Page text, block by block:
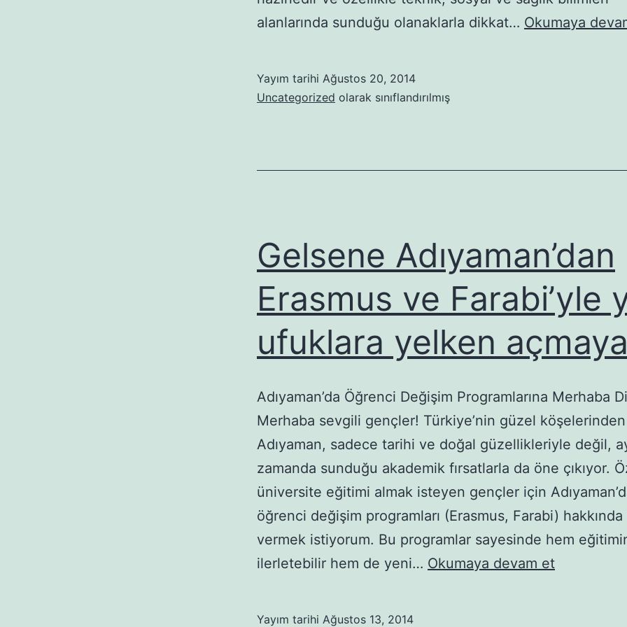
alanlarında sunduğu olanaklarla dikkat… Okumaya
Yayım tarihi Ağustos 20, 2014
Uncategorized olarak sınıflandırılmış
Gelsene Adıyaman’dan
Erasmus ve Farabi’yle
ufuklara yelken
Adıyaman’da Öğrenci Değişim Programlarına Merhaba
Merhaba sevgili gençler! Türkiye’nin güzel
Adıyaman, sadece tarihi ve doğal güzellikleriyle değil,
zamanda sunduğu akademik fırsatlarla da öne çıkıyor.
üniversite eğitimi almak isteyen gençler için
öğrenci değişim programları (Erasmus, Farabi)
vermek istiyorum. Bu programlar sayesinde hem
ilerletebilir hem de yeni… Okumaya devam etGelsene
Yayım tarihi Ağustos 13, 2014